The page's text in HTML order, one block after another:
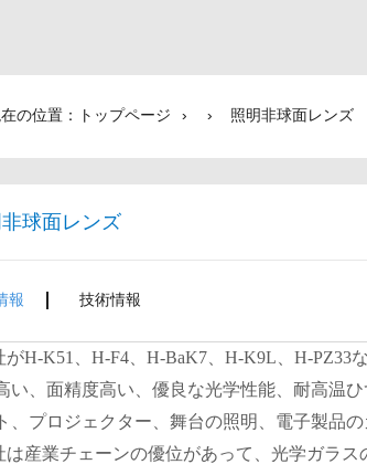
の位置：トップページ › › 照明非球面レンズ
球面レンズ
報 技術情報
がH-K51、H-F4、H-BaK7、H-K9L、H-PZ33
い、面精度高い、優良な光学性能、耐高温
、プロジェクター、舞台の照明、電子製品
は産業チェーンの優位があって、光学ガラ